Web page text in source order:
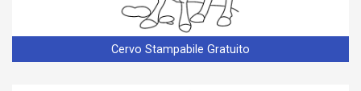
Cervo Stampabile Gratuito